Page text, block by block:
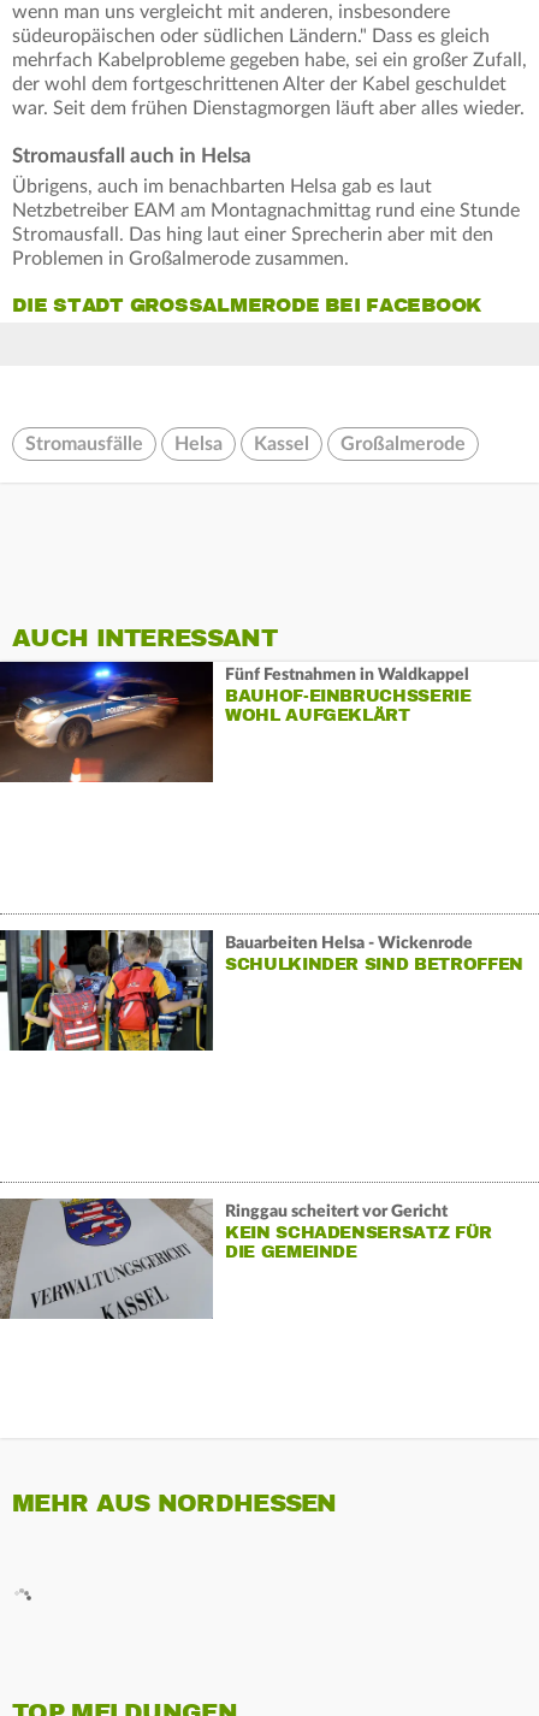
wenn man uns vergleicht mit anderen, insbesondere
südeuropäischen oder südlichen Ländern." Dass es gleich
mehrfach Kabelprobleme gegeben habe, sei ein großer Zufall,
der wohl dem fortgeschrittenen Alter der Kabel geschuldet
war. Seit dem frühen Dienstagmorgen läuft aber alles wieder.
Stromausfall auch in Helsa
Übrigens, auch im benachbarten Helsa gab es laut
Netzbetreiber EAM am Montagnachmittag rund eine Stunde
Stromausfall. Das hing laut einer Sprecherin aber mit den
Problemen in Großalmerode zusammen.
DIE STADT GROSSALMERODE BEI FACEBOOK
Stromausfälle Helsa Kassel Großalmerode
AUCH INTERESSANT
Fünf Festnahmen in Waldkappel
BAUHOF-EINBRUCHSSERIE
WOHL AUFGEKLÄRT
Bauarbeiten Helsa - Wickenrode
SCHULKINDER SIND BETROFFEN
Ringgau scheitert vor Gericht
KEIN SCHADENSERSATZ FÜR
DIE GEMEINDE
MEHR AUS NORDHESSEN